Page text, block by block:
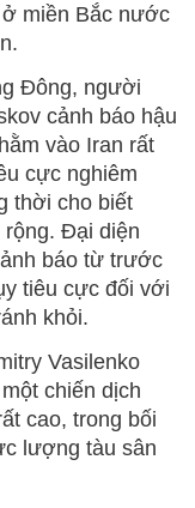
miền Bắc nước
Đông, người
cảnh báo hậu
vào Iran rất
cực nghiêm
thời cho biết
rộng. Đại diện
báo từ trước
tiêu cực đối với
khỏi.
Vasilenko
chiến dịch
cao, trong bối
lượng tàu sân